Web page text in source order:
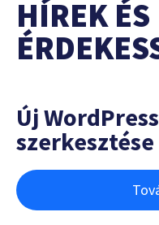
HÍREK ÉS
Új